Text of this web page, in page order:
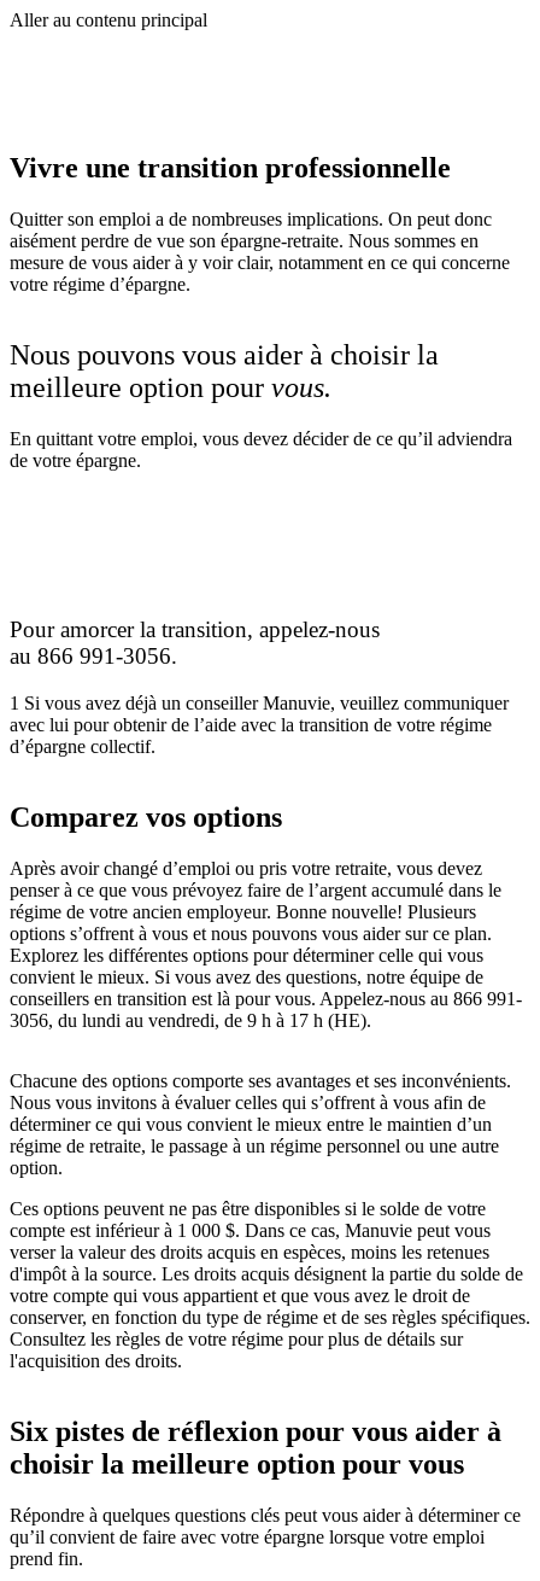
Aller au contenu principal
Vivre une transition professionnelle
Quitter son emploi a de nombreuses implications. On peut donc
aisément perdre de vue son épargne-retraite. Nous sommes en
mesure de vous aider à y voir clair, notamment en ce qui concerne
votre régime d’épargne.
Nous pouvons vous aider à choisir la
meilleure option pour vous.
En quittant votre emploi, vous devez décider de ce qu’il adviendra
de votre épargne.
Pour amorcer la transition, appelez-nous
au 866 991‑3056.
1 Si vous avez déjà un conseiller Manuvie, veuillez communiquer
avec lui pour obtenir de l’aide avec la transition de votre régime
d’épargne collectif.
Comparez vos options
Après avoir changé d’emploi ou pris votre retraite, vous devez
penser à ce que vous prévoyez faire de l’argent accumulé dans le
régime de votre ancien employeur. Bonne nouvelle! Plusieurs
options s’offrent à vous et nous pouvons vous aider sur ce plan.
Explorez les différentes options pour déterminer celle qui vous
convient le mieux. Si vous avez des questions, notre équipe de
conseillers en transition est là pour vous. Appelez-nous au 866 991-
3056, du lundi au vendredi, de 9 h à 17 h (HE).
Chacune des options comporte ses avantages et ses inconvénients.
Nous vous invitons à évaluer celles qui s’offrent à vous afin de
déterminer ce qui vous convient le mieux entre le maintien d’un
régime de retraite, le passage à un régime personnel ou une autre
option.
Ces options peuvent ne pas être disponibles si le solde de votre
compte est inférieur à 1 000 $. Dans ce cas, Manuvie peut vous
verser la valeur des droits acquis en espèces, moins les retenues
d'impôt à la source. Les droits acquis désignent la partie du solde de
votre compte qui vous appartient et que vous avez le droit de
conserver, en fonction du type de régime et de ses règles spécifiques.
Consultez les règles de votre régime pour plus de détails sur
l'acquisition des droits.
Six pistes de réflexion pour vous aider à
choisir la meilleure option pour vous
Répondre à quelques questions clés peut vous aider à déterminer ce
qu’il convient de faire avec votre épargne lorsque votre emploi
prend fin.